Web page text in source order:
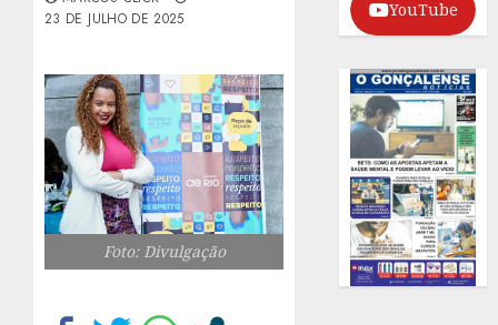
23 DE JULHO DE 2025
Foto: Divulgação
YouTube